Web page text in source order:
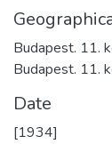
Budapest. 11.
Budapest. 11.
Date
[1934]